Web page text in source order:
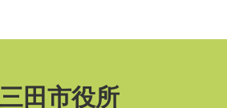
三田市役所